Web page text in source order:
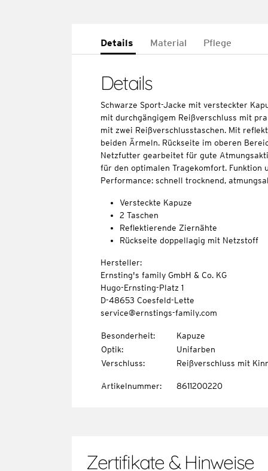
Details Material Pflege
Details
Schwarze Sport-Jacke mit versteckter
mit durchgängigem Reißverschluss mit
mit zwei Reißverschlusstaschen. Mit
beiden Ärmeln. Rückseite im oberen
Netzfutter gearbeitet für gute
für den optimalen Tragekomfort. Funktion
Performance: schnell trocknend,
Versteckte Kapuze
2 Taschen
Reflektierende Ziernähte
Rückseite doppellagig mit Netzstoff
Hersteller:
Ernsting's family GmbH & Co. KG
Hugo-Ernsting-Platz 1
D-48653 Coesfeld-Lette
service@ernstings-family.com
Besonderheit:
Kapuze
Optik:
Unifarben
Verschluss: Reißverschluss mit
Artikelnummer: 8611200220
Zertifikate & Hinweise